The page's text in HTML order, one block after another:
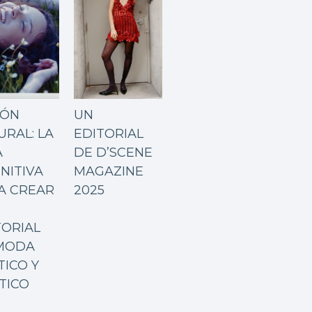
LA
CREAR
Y
UN
EDITORIAL
DE D’SCENE
MAGAZINE
2025